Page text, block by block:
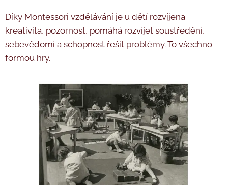
Díky Montessori vzdělávání je u dětí rozvíjena
kreativita, pozornost, pomáhá rozvíjet soustředění,
sebevědomí a schopnost řešit problémy. To všechno
formou hry.